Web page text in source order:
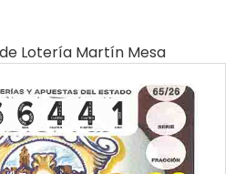
Lotería Martín Mesa